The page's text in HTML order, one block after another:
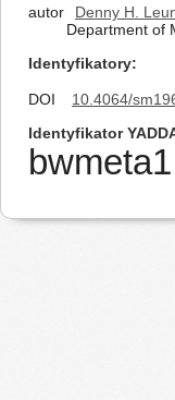
autor
Denny H.
Department of
Identyfikatory
DOI
10.4064/
Identyfikator